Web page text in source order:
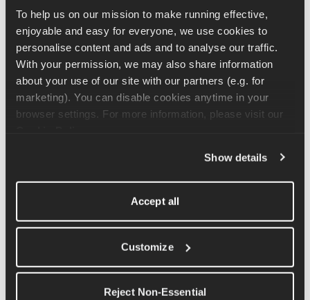
To help us on our mission to make running effective,
enjoyable and easy for everyone, we use cookies to
personalise content and ads and to analyse our traffic.
With your permission, we may also share information
about your use of our site with our partners (e.g. for
marketing). You can disable cookies anytime in your
Show details
Accept all
Customize
Reject Non-Essential
sessioni più intense.
Migliorano la resistenza, rendendoti più forte col tempo.
Aiutano a migliorare la tecnica di corsa senza lo stress
degli allenamenti di velocità.
Ti aiutano ad affrontare gli allenamenti più intensi
sentendoti fresco e pronto a partire.
Sono un modo fantastico per socializzare, ascoltare musica
Come assicurarsi di correre con
sufficiente facilità
Un sacco di corridori hanno problemi con questo. È facile
pensare: " " Mi sento bene, aumenterò solo un po' il passo. ""
Ma facile vuol dire proprio facile. Ecco un paio di modi per
Mantieni uno sforzo di circa
3-4/10 sulla scala RPE